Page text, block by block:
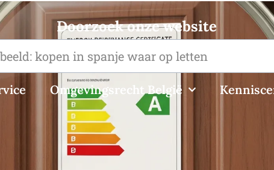
Doorzoek onze website
Omgevingsrecht België